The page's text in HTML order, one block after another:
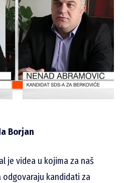
Borjan
je videa u kojima za naš
kandidati za